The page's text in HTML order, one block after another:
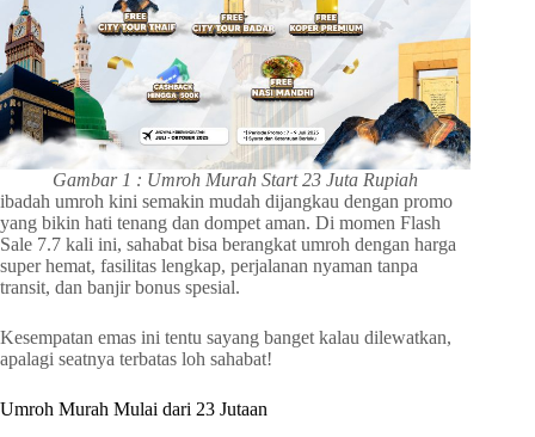
Gambar 1 : Umroh Murah Start 23 Juta Rupiah
ibadah umroh kini semakin mudah dijangkau dengan promo
yang bikin hati tenang dan dompet aman. Di momen Flash
Sale 7.7 kali ini, sahabat bisa berangkat umroh dengan harga
super hemat, fasilitas lengkap, perjalanan nyaman tanpa
transit, dan banjir bonus spesial.
Kesempatan emas ini tentu sayang banget kalau dilewatkan,
apalagi seatnya terbatas loh sahabat!
Umroh Murah Mulai dari 23 Jutaan